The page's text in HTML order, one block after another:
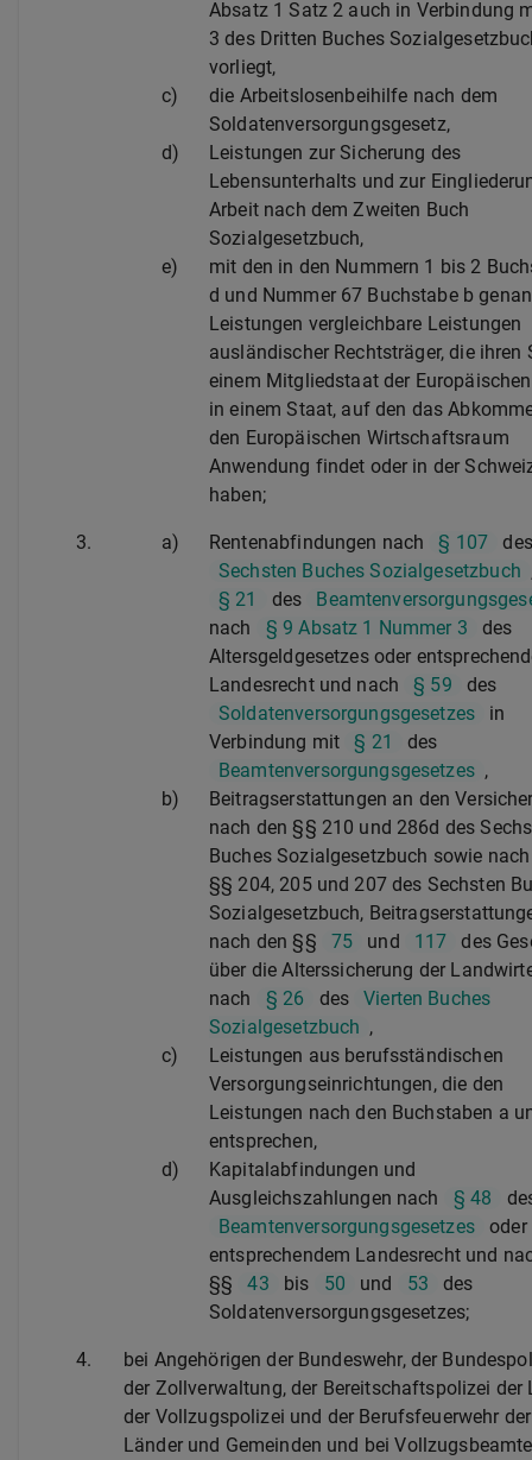
Absatz 1 Satz 2 auch in Verbindung
3 des Dritten Buches
vorliegt,
c)
die Arbeitslosenbeihilfe nach dem
Soldatenversorgungsgesetz,
d)
Leistungen zur Sicherung des
Lebensunterhalts und zur
Arbeit nach dem Zweiten Buch
Sozialgesetzbuch,
e)
mit den in den Nummern 1 bis 2
d und Nummer 67 Buchstabe b
Leistungen vergleichbare Leistungen
ausländischer Rechtsträger, die ihren
einem Mitgliedstaat der
in einem Staat, auf den das
den Europäischen Wirtschaftsraum
Anwendung findet oder in der
haben;
3. a) Rentenabfindungen nach § 107
des
Sechsten Buches Sozialgesetzbuch
§ 21
des
nach
§ 9 Absatz 1 Nummer 3
des
Altersgeldgesetzes oder
Landesrecht und nach
§ 59
des
Soldatenversorgungsgesetzes
in
Verbindung mit
§ 21
des
Beamtenversorgungsgesetzes ,
b)
Beitragserstattungen an den
nach den §§ 210 und 286d des
Buches Sozialgesetzbuch sowie
§§ 204, 205 und 207 des Sechsten
Sozialgesetzbuch,
nach den §§
75 und 117
des
über die Alterssicherung der
nach
§ 26 des
Vierten Buches
Sozialgesetzbuch ,
c)
Leistungen aus berufsständischen
Versorgungseinrichtungen, die den
Leistungen nach den Buchstaben a
entsprechen,
d)
Kapitalabfindungen und
Ausgleichszahlungen nach
§ 48
Beamtenversorgungsgesetzes
oder
entsprechendem Landesrecht und
§§
43 bis 50 und 53
des
Soldatenversorgungsgesetzes;
4.
bei Angehörigen der Bundeswehr, der
der Zollverwaltung, der Bereitschaftspolizei der
der Vollzugspolizei und der Berufsfeuerwehr der
Länder und Gemeinden und bei